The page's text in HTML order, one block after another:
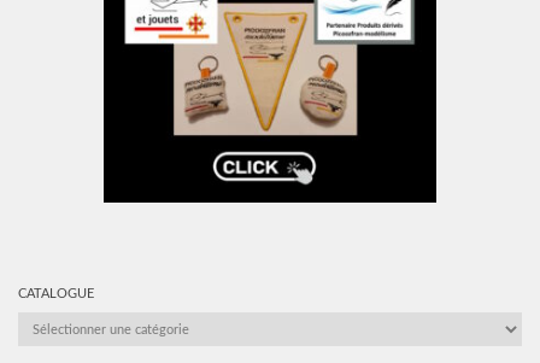
CATALOGUE
CATALOGUE